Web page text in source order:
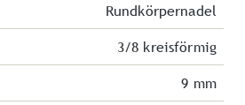
Rundkörpernadel
3/8 kreisförmig
9 mm